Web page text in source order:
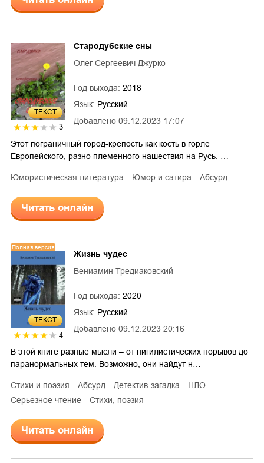
ТЕКСТ
3
Добавлено 09.12.2023 17:07
Стародубские сны
Олег Сергеевич Джурко
Год выхода: 2018
Язык: Русский
Этот пограничный город-крепость как кость в горле
Европейского, разно племенного нашествия на Русь. …
юмористическая литература юмор и сатира абсурд
Читать онлайн
ТЕКСТ
Полная версия
4
Добавлено 09.12.2023 20:16
Жизнь чудес
Вениамин Тредиаковский
Год выхода: 2020
Язык: Русский
В этой книге разные мысли – от нигилистических порывов до
паранормальных тем. Возможно, они найдут н…
стихи и поэзия абсурд детектив-загадка
НЛО
серьезное чтение
cтихи, поэзия
Читать онлайн